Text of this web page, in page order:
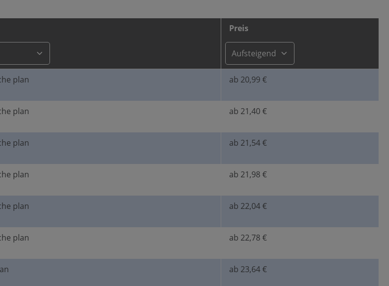
Preis
plan ab 20,99 €
plan ab 21,40 €
plan ab 21,54 €
plan ab 21,98 €
plan ab 22,04 €
plan ab 22,78 €
ab 23,64 €